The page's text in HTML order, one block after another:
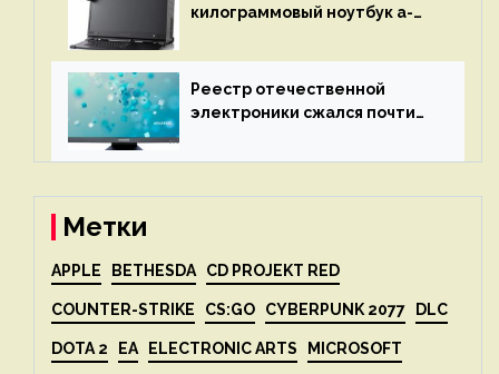
килограммовый ноутбук a-
до 3 Тбайт DDR5 и шесть
дисплеев
Реестр отечественной
электроники сжался почти
Метки
APPLE BETHESDA CD PROJEKT RED
COUNTER-STRIKE CS:GO CYBERPUNK 2077 DLC
DOTA 2 EA ELECTRONIC ARTS MICROSOFT